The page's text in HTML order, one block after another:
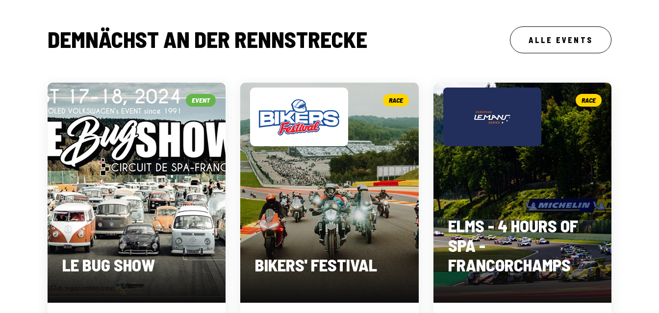
DEMNÄCHST AN DER RENNSTRECKE ALLE EVENTS
LE BUG SHOW
EVENT
BIKERS' FESTIVAL
RACE
ELMS - 4 HOURS OF
SPA -
FRANCORCHAMPS
RACE